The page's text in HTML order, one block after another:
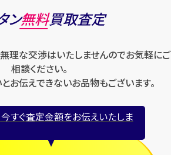
ハリー・ウィンストン
フェラガモ
フェンディ
ブライトリング
プラダ
ロエベ
ロンジン
ン無料買取査定
理な交渉はいたしませんのでお気軽にご
相談ください。
お伝えできないお品物もございます。
今すぐ査定金額をお伝えいたしま